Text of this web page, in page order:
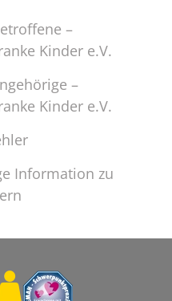
–
Kinder e.V.
–
Kinder e.V.
Information zu